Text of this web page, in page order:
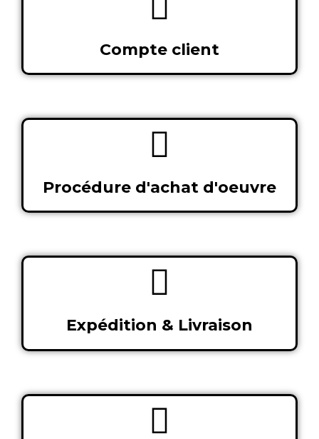
Compte client
Procédure d'achat d'oeuvre
Expédition & Livraison